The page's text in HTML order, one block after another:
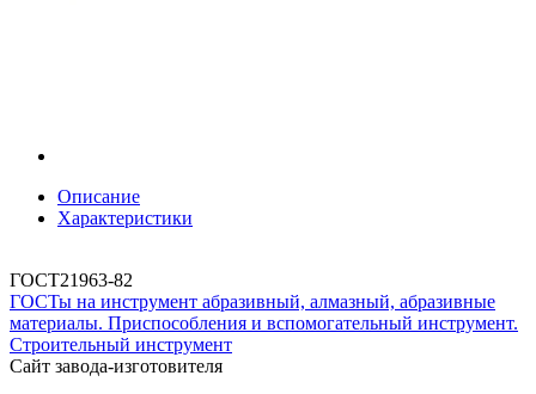
Описание
Характеристики
ГОСТ21963-82
ГОСТы на инструмент абразивный, алмазный, абразивные
материалы. Приспособления и вспомогательный инструмент.
Строительный инструмент
Сайт завода-изготовителя